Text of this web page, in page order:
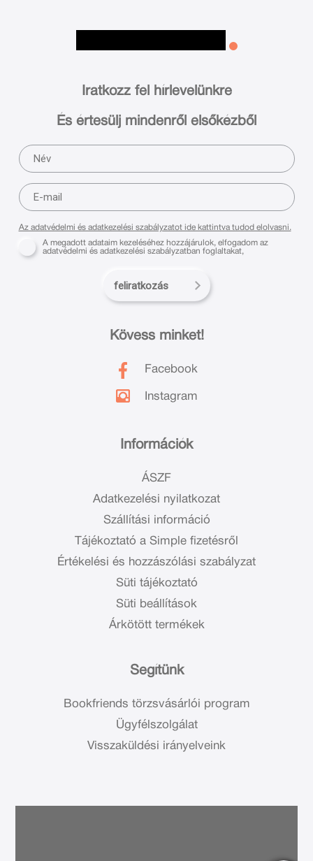
Információk
ÁSZF
Adatkezelési nyilatkozat
Szállítási információ
Tájékoztató a Simple fizetésről
Értékelési és hozzászólási szabályzat
Süti tájékoztató
Süti beállítások
Árkötött termékek
Segítünk
Bookfriends törzsvásárlói program
Ügyfélszolgálat
Visszaküldési irányelveink
Kövess minket!
Facebook
Instagram
Iratkozz fel hírlevelünkre
És értesülj mindenről elsőkézből
Az adatvédelmi és adatkezelési szabályzatot ide kattintva tudod elolvasni.
A megadott adataim kezeléséhez hozzájárulok, elfogadom az
adatvédelmi és adatkezelési szabályzatban foglaltakat,
feliratkozás